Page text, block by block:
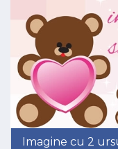
Imagine cu 2